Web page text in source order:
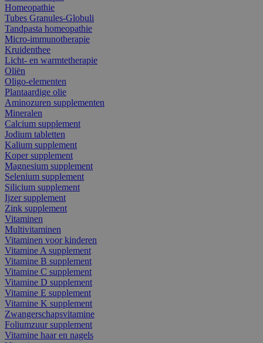
Homeopathie
Tubes Granules-Globuli
Tandpasta homeopathie
Micro-immunotherapie
Kruidenthee
Licht- en warmtetherapie
Oliën
Oligo-elementen
Plantaardige olie
Aminozuren supplementen
Mineralen
Calcium supplement
Jodium tabletten
Kalium supplement
Koper supplement
Magnesium supplement
Selenium supplement
Silicium supplement
Ijzer supplement
Zink supplement
Vitaminen
Multivitaminen
Vitaminen voor kinderen
Vitamine A supplement
Vitamine B supplement
Vitamine C supplement
Vitamine D supplement
Vitamine E supplement
Vitamine K supplement
Zwangerschapsvitamine
Foliumzuur supplement
Vitamine haar en nagels